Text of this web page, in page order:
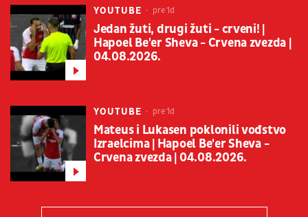
YOUTUBE pre 1d
Jedan žuti, drugi žuti - crveni! |
Hapoel Be'er Sheva - Crvena zvezda |
04.08.2026.
YOUTUBE pre 1d
Mateus i Lukasen poklonili vođstvo
Izraelcima | Hapoel Be'er Sheva -
Crvena zvezda | 04.08.2026.